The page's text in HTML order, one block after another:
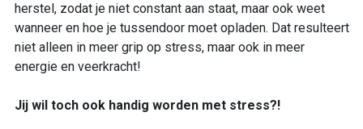
herstel, zodat je niet constant aan staat, maar ook weet
wanneer en hoe je tussendoor moet opladen. Dat resulteert
niet alleen in meer grip op stress, maar ook in meer
energie en veerkracht!
Jij wil toch ook handig worden met stress?!